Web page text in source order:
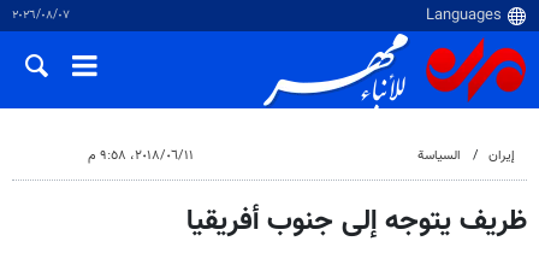
٠٧‏/٠٨‏/٢٠٢٦
إيران السياسة ١١‏/٠٦‏/٢٠١٨، ٩:٥٨ م
ظريف يتوجه إلى جنوب أفريقيا